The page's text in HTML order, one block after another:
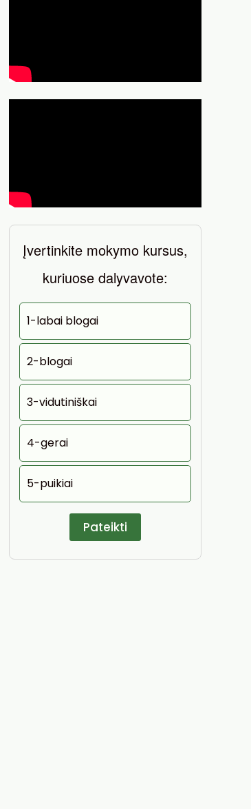
Įvertinkite mokymo kursus,
kuriuose dalyvavote:
1-labai blogai
2-blogai
3-vidutiniškai
4-gerai
5-puikiai